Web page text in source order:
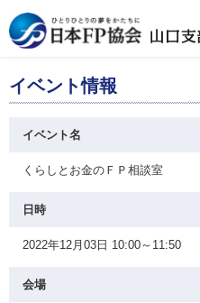
イベント情報
イベント名
くらしとお金のＦＰ相談室
日時
2022年12月03日 10:00～11:50
会場